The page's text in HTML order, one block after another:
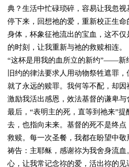
典？生活中忙碌琐碎，容易让我忽
停下来，回想祂的爱，重新校正生
身体，杯象征祂流出的宝血，这不
的时刻，让我重新与祂的救赎相连。
“这杯是用我的血所立的新约”——新
旧约的律法要求人用动物祭牲遮罪
就了永远的赎罪。我何等不配，却
激励我活出感恩，效法基督的谦卑与
最后，“表明主的死，直等到祂来”
去，也指向未来。基督的死不是终
救赎。每一次圣餐，我都在盼望中敬
祷告：主耶稣，感谢祢为我舍身流
心，让我常记念祢的爱，活出祢的见